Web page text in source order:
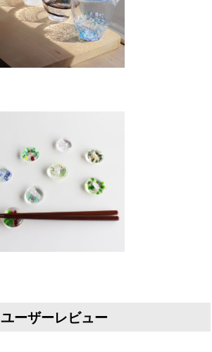
ユーザーレビュー